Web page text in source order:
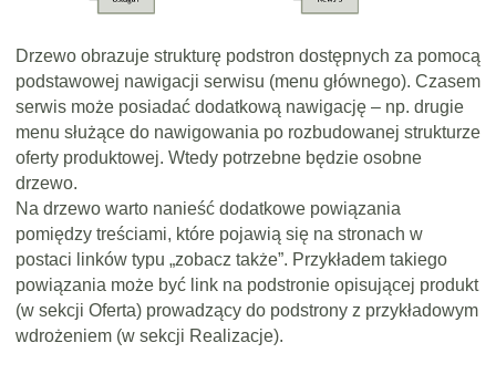
Drzewo obrazuje strukturę podstron dostępnych za pomocą
podstawowej nawigacji serwisu (menu głównego). Czasem
serwis może posiadać dodatkową nawigację – np. drugie
menu służące do nawigowania po rozbudowanej strukturze
oferty produktowej. Wtedy potrzebne będzie osobne
drzewo.
Na drzewo warto nanieść dodatkowe powiązania
pomiędzy treściami, które pojawią się na stronach w
postaci linków typu „zobacz także”. Przykładem takiego
powiązania może być link na podstronie opisującej produkt
(w sekcji Oferta) prowadzący do podstrony z przykładowym
wdrożeniem (w sekcji Realizacje).